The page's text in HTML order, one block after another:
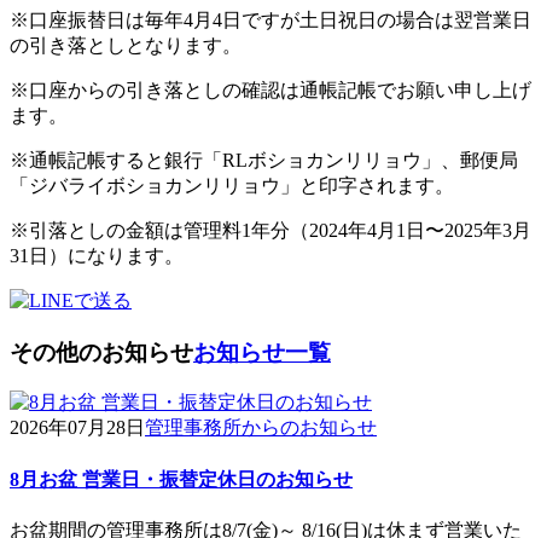
※口座振替日は毎年4月4日ですが土日祝日の場合は翌営業日
の引き落としとなります。
※口座からの引き落としの確認は通帳記帳でお願い申し上げ
ます。
※通帳記帳すると銀行「RLボショカンリリョウ」、郵便局
「ジバライボショカンリリョウ」と印字されます。
※引落としの金額は管理料1年分（2024年4月1日〜2025年3月
31日）になります。
その他のお知らせお知らせ一覧
2026年07月28日 管理事務所からのお知らせ
8月お盆 営業日・振替定休日のお知らせ
お盆期間の管理事務所は8/7(金)～ 8/16(日)は休まず営業いた